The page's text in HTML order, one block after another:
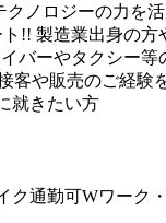
クノロジーの力
!! 製造業出身の
バーやタクシー
や販売のご経
就きたい方
ク通勤可Wワーク